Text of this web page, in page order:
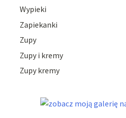
Wypieki
Zapiekanki
Zupy
Zupy i kremy
Zupy kremy